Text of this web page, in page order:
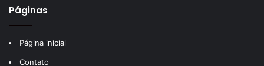
Páginas
Página inicial
Contato